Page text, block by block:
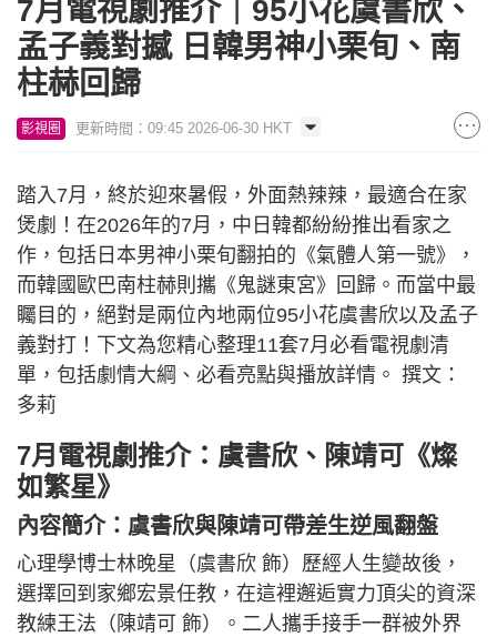
7月電視劇推介｜95小花虞書欣、
孟子義對撼 日韓男神小栗旬、南
柱赫回歸
影視圈 更新時間：09:45 2026-06-30 HKT
踏入7月，終於迎來暑假，外面熱辣辣，最適合在家
煲劇！在2026年的7月，中日韓都紛紛推出看家之
作，包括日本男神小栗旬翻拍的《氣體人第一號》，
而韓國歐巴南柱赫則攜《鬼謎東宮》回歸。而當中最
矚目的，絕對是兩位內地兩位95小花虞書欣以及孟子
義對打！下文為您精心整理11套7月必看電視劇清
單，包括劇情大綱、必看亮點與播放詳情。 撰文：
多莉
7月電視劇推介：虞書欣、陳靖可《燦
如繁星》
內容簡介：虞書欣與陳靖可帶差生逆風翻盤
心理學博士林晚星（虞書欣 飾）歷經人生變故後，
選擇回到家鄉宏景任教，在這裡邂逅實力頂尖的資深
教練王法（陳靖可 飾）。二人攜手接手一群被外界